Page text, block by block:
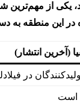
یکی از
در این منطقه به
(آخرین انتشار)
در
است